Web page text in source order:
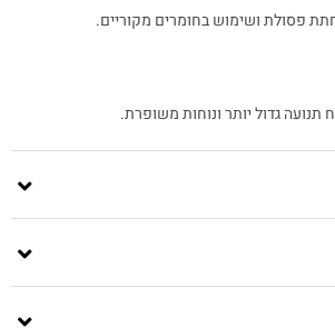
פסולת ושימוש בחומרים מקוריים.
גדול יותר ונוחות משופרת.